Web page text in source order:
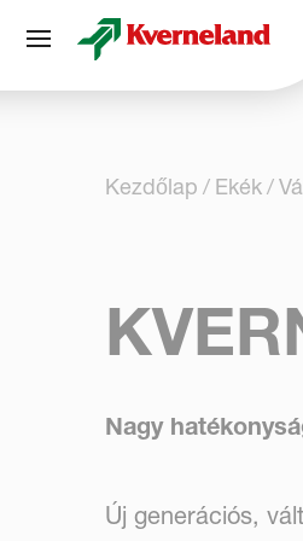
Kezdőlap Ekék
Nagy
Új generációs,
Süti preferenciák